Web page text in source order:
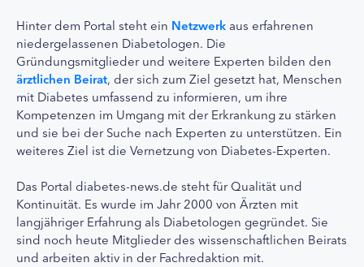
Hinter dem Portal steht ein Netzwerk aus erfahrenen
niedergelassenen Diabetologen. Die
Gründungsmitglieder und weitere Experten bilden den
ärztlichen Beirat, der sich zum Ziel gesetzt hat, Menschen
mit Diabetes umfassend zu informieren, um ihre
Kompetenzen im Umgang mit der Erkrankung zu stärken
und sie bei der Suche nach Experten zu unterstützen. Ein
weiteres Ziel ist die Vernetzung von Diabetes-Experten.
Das Portal diabetes-news.de steht für Qualität und
Kontinuität. Es wurde im Jahr 2000 von Ärzten mit
langjähriger Erfahrung als Diabetologen gegründet. Sie
sind noch heute Mitglieder des wissenschaftlichen Beirats
und arbeiten aktiv in der Fachredaktion mit.